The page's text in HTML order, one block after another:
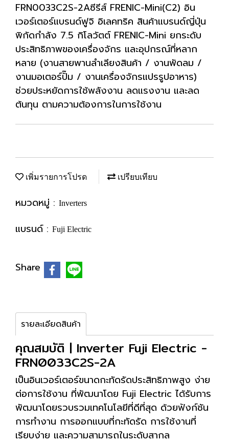
FRN0033C2S-2Aซีรีส์ FRENIC-Mini(C2) อิน
เวอร์เตอร์แบรนด์ฟูจิ อิเลคทริค สินค้าแบรนด์ญี่ปุ่น
พิกัดกำลัง 7.5 กิโลวัตต์ FRENIC-Mini ยกระดับ
ประสิทธิภาพของเครื่องจักร และอุปกรณ์ที่หลาก
หลาย (งานสายพานลำเลียงสินค้า / งานพัดลม /
งานมอเตอร์ปั๊ม / งานเครื่องจักรแปรรูปอาหาร)
ช่วยประหยัดการใช้พลังงาน ลดแรงงาน และลด
ต้นทุน ตามความต้องการในการใช้งาน
เพิ่มรายการโปรด เปรียบเทียบ
หมวดหมู่ : Inverters
แบรนด์ : Fuji Electric
Share
รายละเอียดสินค้า
คุณสมบัติ | Inverter Fuji Electric -
FRN0033C2S-2A
เป็นอินเวอร์เตอร์ขนาดกะทัดรัดประสิทธิภาพสูง ง่าย
ต่อการใช้งาน ที่พัฒนาโดย Fuji Electric ได้รับการ
พัฒนาโดยรวบรวมเทคโนโลยีที่ดีที่สุด ด้วยฟังก์ชัน
การทำงาน การออกแบบที่กะทัดรัด การใช้งานที่
เรียบง่าย และความสามารถในระดับสากล